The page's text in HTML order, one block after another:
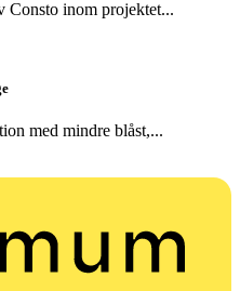
Consto inom projektet...
med mindre blåst,...